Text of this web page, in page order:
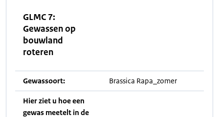
GLMC 7:
Gewassen op
bouwland
roteren
Gewassoort: Brassica Rapa_zomer
Hier ziet u hoe een
gewas meetelt in de